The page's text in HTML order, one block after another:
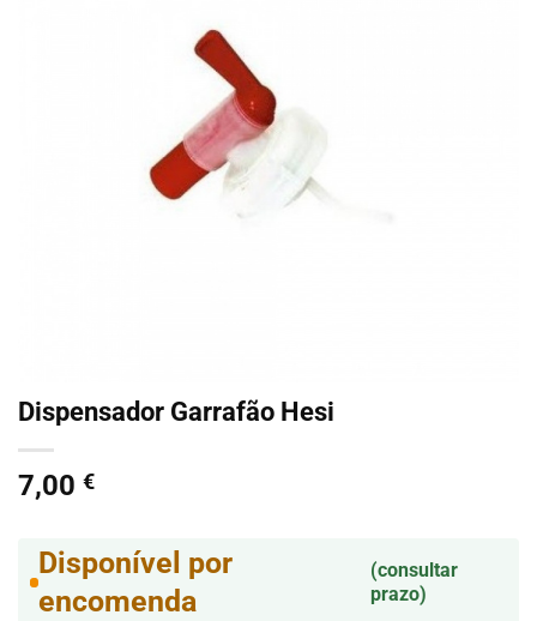
Dispensador Garrafão Hesi
7,00 €
Disponível por
encomenda
(consultar
prazo)